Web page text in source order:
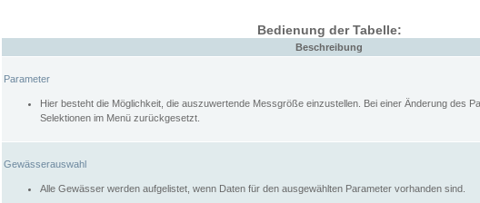
Bedienung der Tabelle:
Beschreibung
Parameter
Hier besteht die Möglichkeit, die auszuwertende Messgröße einzustellen. Bei einer Änderung des
Selektionen im Menü zurückgesetzt.
Gewässerauswahl
Alle Gewässer werden aufgelistet, wenn Daten für den ausgewählten Parameter vorhanden sind.